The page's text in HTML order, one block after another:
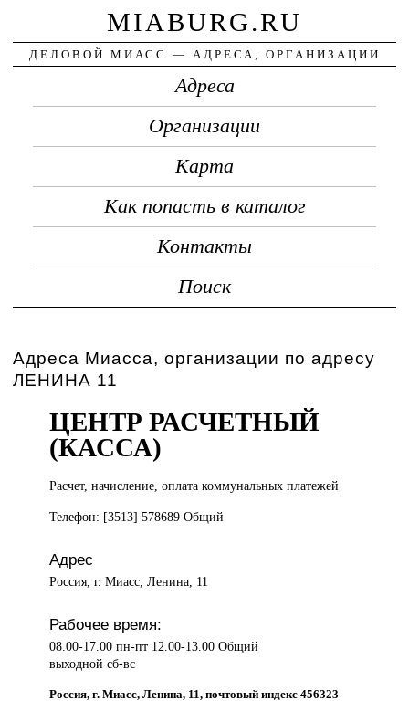
MIABURG.RU
ДЕЛОВОЙ МИАСС — АДРЕСА, ОРГАНИЗАЦИИ
Адреса
Организации
Карта
Как попасть в каталог
Контакты
Поиск
Адреса Миасса, организации по адресу
ЛЕНИНА 11
ЦЕНТР РАСЧЕТНЫЙ
(КАССА)
Расчет, начисление,оплата коммунальных платежей
Телефон: [3513] 578689 Общий
Адрес
Россия, г. Миасс, Ленина, 11
Рабочее время:
08.00-17.00 пн-пт 12.00-13.00 Общий
выходной сб-вс
Россия, г. Миасс, Ленина, 11, почтовый индекс 456323